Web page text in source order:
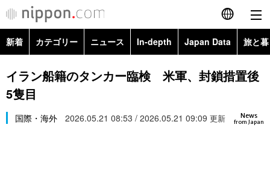
English
简体字
カテゴリー
新着 カテゴリー ニュース In-depth Japan Data 旅と
政治・外交
経済・ビジネス
Topics
イラン船籍のタンカー臨検 米軍、封鎖措置後
5隻目
News
from Japan
国際・海外 2026.05.21 08:53 / 2026.05.21 09:09 更新